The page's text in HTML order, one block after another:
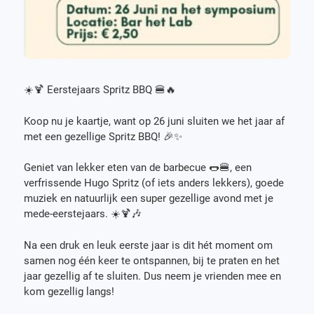
☀️🍹 Eerstejaars Spritz BBQ 🍔🔥
Koop nu je kaartje, want op 26 juni sluiten we het jaar af
met een gezellige Spritz BBQ! 🎉✨
Geniet van lekker eten van de barbecue 🌭🍔, een
verfrissende Hugo Spritz (of iets anders lekkers), goede
muziek en natuurlijk een super gezellige avond met je
mede-eerstejaars. ☀️🍹🎶
Na een druk en leuk eerste jaar is dit hét moment om
samen nog één keer te ontspannen, bij te praten en het
jaar gezellig af te sluiten. Dus neem je vrienden mee en
kom gezellig langs!